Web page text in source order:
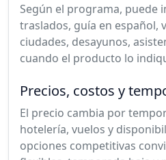
Según el programa, puede
traslados, guía en español,
ciudades, desayunos,
cuando el producto lo
Precios, costos y
El precio cambia por
hotelería, vuelos y
opciones competitivas